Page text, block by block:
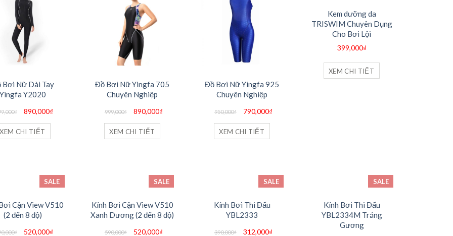
Bơi Nữ Dài Tay
Y2020
₫
Giá
gốc
là:
999,000₫.
890,000₫Giá
hiện
XEM CHI TIẾT
Đồ Bơi Nữ Yingfa 705
Chuyên Nghiệp
999,000₫
Giá
gốc
là:
999,000₫.
890,000₫Giá
hiện
XEM CHI TIẾT
Đồ Bơi Nữ Yingfa 925
Chuyên Nghiệp
950,000₫
Giá
gốc
là:
950,000₫.
790,000₫Giá
hiện
XEM CHI TIẾT
Kem dưỡng da
TRISWIM Chuyên Dụng
Cho Bơi Lội
399,000₫
XEM CHI TIẾT
SALE
Cận View V510
(2 đến 8 độ)
₫
Giá
520,000₫Giá
SALE
Kính Bơi Cận View V510
Xanh Dương (2 đến 8 độ)
590,000₫
Giá
520,000₫Giá
SALE
Kính Bơi Thi Đấu
YBL2333
390,000₫
Giá
312,000₫Giá
SALE
Kính Bơi Thi Đấu
YBL2334M Tráng
Gương